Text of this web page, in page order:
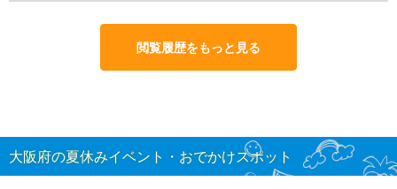
閲覧履歴をもっと見る
大阪府の夏休みイベント・おでかけスポット